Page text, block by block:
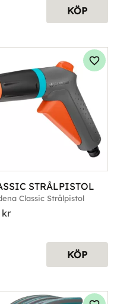
KÖP
i favoriter
STRÅLPISTOL
Classic Strålpistol
kr
KÖP